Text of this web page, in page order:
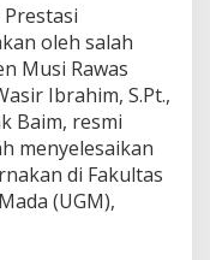
oleh salah
Musi Rawas
Ibrahim, S.Pt.,
Baim, resmi
menyelesaikan
di Fakultas
(UGM),